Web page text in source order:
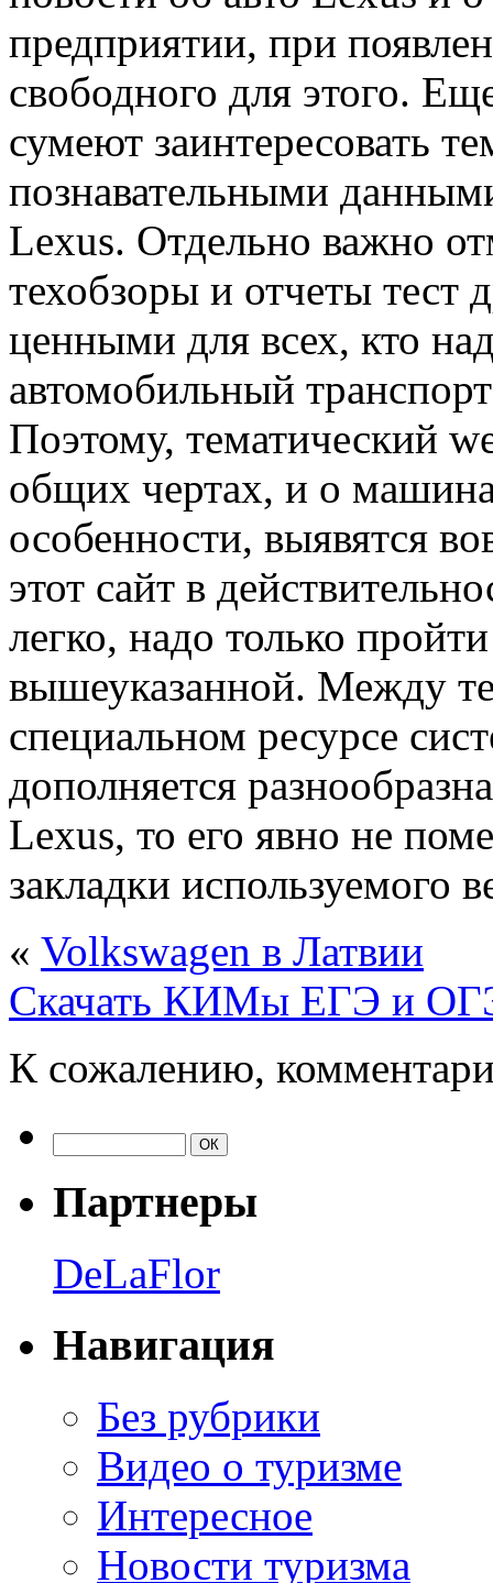
предприятии, при
свободного для этого.
сумеют заинтересовать
познавательными
Lexus. Отдельно важно
техобзоры и отчеты тест
ценными для всех, кто
автомобильный
Поэтому, тематический
общих чертах, и о
особенности, выявятся
этот сайт в
легко, надо только
вышеуказанной. Между
специальном ресурсе
дополняется
Lexus, то его явно не
закладки используемого
« Volkswagen в Латвии
Скачать КИМы ЕГЭ и
К сожалению,
Партнеры
DeLaFlor
Навигация
Без рубрики
Видео о туризме
Интересное
Новости туризма